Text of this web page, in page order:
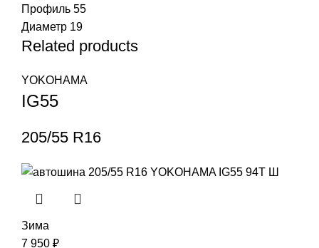
Профиль 55
Диаметр 19
Related products
YOKOHAMA
IG55
205/55 R16
Зима
7 950 ₽